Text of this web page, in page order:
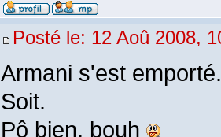
Posté le: 12 Aoû 2008,
Armani s'est emporté.
Soit.
Pô bien, bouh